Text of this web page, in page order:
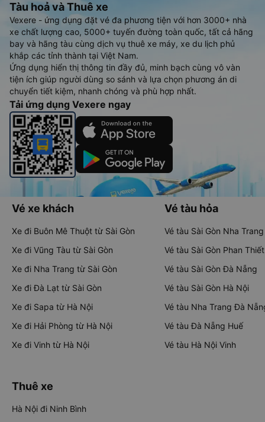
Tàu hoả và Thuê xe
Vexere - ứng dụng đặt vé đa phương tiện với hơn 3000+ nhà
xe chất lượng cao, 5000+ tuyến đường toàn quốc, tất cả hãng
bay và hãng tàu cùng dịch vụ thuê xe máy, xe du lịch phủ
khắp các tỉnh thành tại Việt Nam.
Ứng dụng hiển thị thông tin đầy đủ, minh bạch cùng vô vàn
tiện ích giúp người dùng so sánh và lựa chọn phương án di
chuyển tiết kiệm, nhanh chóng và phù hợp nhất.
Tải ứng dụng Vexere ngay
Vé xe khách
Xe đi Buôn Mê Thuột từ Sài Gòn
Xe đi Vũng Tàu từ Sài Gòn
Xe đi Nha Trang từ Sài Gòn
Xe đi Đà Lạt từ Sài Gòn
Xe đi Sapa từ Hà Nội
Xe đi Hải Phòng từ Hà Nội
Xe đi Vinh từ Hà Nội
Vé tàu hỏa
Vé tàu Sài Gòn Nha Trang
Vé tàu Sài Gòn Phan Thiết
Vé tàu Sài Gòn Đà Nẵng
Vé tàu Sài Gòn Hà Nội
Vé tàu Nha Trang Đà
Vé tàu Đà Nẵng Huế
Vé tàu Hà Nội Vinh
Thuê xe
Hà Nội đi Ninh Bình